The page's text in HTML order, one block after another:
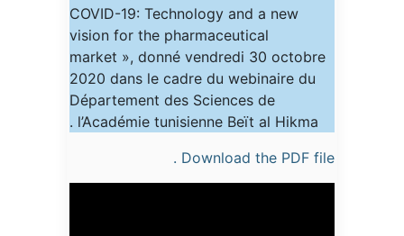
COVID-19: Technology and a new
vision for the pharmaceutical
market », donné vendredi 30 octobre
2020 dans le cadre du webinaire du
Département des Sciences de
l’Académie tunisienne Beït al Hikma .
Download the PDF file .